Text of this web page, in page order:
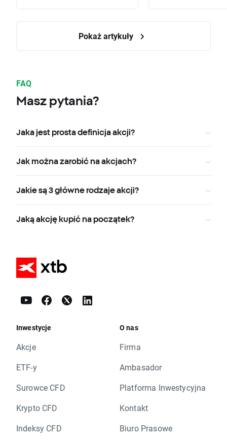
Pokaż artykuły
FAQ
Masz pytania?
Jaka jest prosta definicja akcji?
Jak można zarobić na akcjach?
Jakie są 3 główne rodzaje akcji?
Jaką akcję kupić na początek?
Inwestycje
Akcje
ETF-y
Surowce CFD
Krypto CFD
Indeksy CFD
O nas
Firma
Ambasador
Platforma Inwestycyjna
Kontakt
Biuro Prasowe